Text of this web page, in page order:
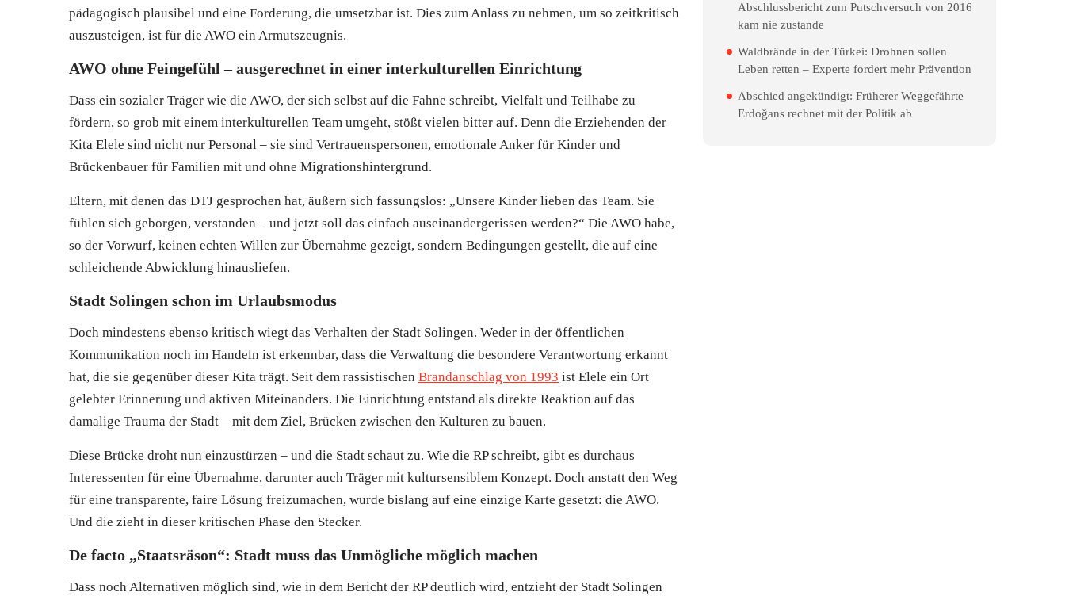
pädagogisch plausibel und eine Forderung, die umsetzbar ist. Dies zum Anlass zu nehmen, um so zeitkritisch
auszusteigen, ist für die AWO ein Armutszeugnis.
AWO ohne Feingefühl – ausgerechnet in einer interkulturellen Einrichtung
Dass ein sozialer Träger wie die AWO, der sich selbst auf die Fahne schreibt, Vielfalt und Teilhabe zu
fördern, so grob mit einem interkulturellen Team umgeht, stößt vielen bitter auf. Denn die Erziehenden der
Kita Elele sind nicht nur Personal – sie sind Vertrauenspersonen, emotionale Anker für Kinder und
Brückenbauer für Familien mit und ohne Migrationshintergrund.
Eltern, mit denen das DTJ gesprochen hat, äußern sich fassungslos: „Unsere Kinder lieben das Team. Sie
fühlen sich geborgen, verstanden – und jetzt soll das einfach auseinandergerissen werden?“ Die AWO habe,
so der Vorwurf, keinen echten Willen zur Übernahme gezeigt, sondern Bedingungen gestellt, die auf eine
schleichende Abwicklung hinausliefen.
Stadt Solingen schon im Urlaubsmodus
Doch mindestens ebenso kritisch wiegt das Verhalten der Stadt Solingen. Weder in der öffentlichen
Kommunikation noch im Handeln ist erkennbar, dass die Verwaltung die besondere Verantwortung erkannt
hat, die sie gegenüber dieser Kita trägt. Seit dem rassistischen Brandanschlag von 1993 ist Elele ein Ort
gelebter Erinnerung und aktiven Miteinanders. Die Einrichtung entstand als direkte Reaktion auf das
damalige Trauma der Stadt – mit dem Ziel, Brücken zwischen den Kulturen zu bauen.
Diese Brücke droht nun einzustürzen – und die Stadt schaut zu. Wie die RP schreibt, gibt es durchaus
Interessenten für eine Übernahme, darunter auch Träger mit kultursensiblem Konzept. Doch anstatt den Weg
für eine transparente, faire Lösung freizumachen, wurde bislang auf eine einzige Karte gesetzt: die AWO.
Und die zieht in dieser kritischen Phase den Stecker.
De facto „Staatsräson“: Stadt muss das Unmögliche möglich machen
Dass noch Alternativen möglich sind, wie in dem Bericht der RP deutlich wird, entzieht der Stadt Solingen
Abschlussbericht zum Putschversuch von 2016
kam nie zustande
Waldbrände in der Türkei: Drohnen sollen
Leben retten – Experte fordert mehr Prävention
Abschied angekündigt: Früherer Weggefährte
Erdoğans rechnet mit der Politik ab